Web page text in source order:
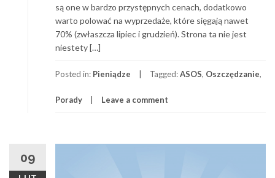
są one w bardzo przystępnych cenach, dodatkowo
warto polować na wyprzedaże, które sięgają nawet
70% (zwłaszcza lipiec i grudzień). Strona ta nie jest
niestety […]
Posted in: Pieniądze Tagged:ASOS, Oszczędzanie,
Porady Leave a comment
09